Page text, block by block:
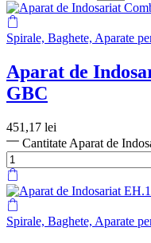
Spirale, Baghete, Aparate
Aparat de
GBC
451,17 lei
Cantitate Aparat de
Spirale, Baghete, Aparate